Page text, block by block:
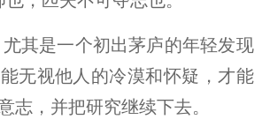
尤其是一个初出茅庐的年轻发现
无视他人的冷漠和怀疑，才能
志，并把研究继续下去。